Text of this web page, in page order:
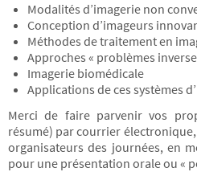
Modalités d’imagerie non
Conception d’imageurs
Méthodes de traitement en
Approches « problèmes
Imagerie biomédicale
Applications de ces systèmes
Merci de faire parvenir vos
résumé) par courrier électronique,
organisateurs des journées, en
pour une présentation orale ou «